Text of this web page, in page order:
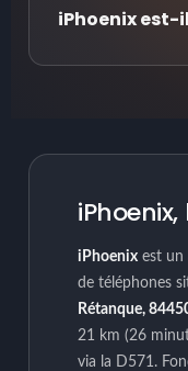
iPhoenix est-
iPhoenix est un
de téléphones
Rétanque,
21 km (26
via la D571.